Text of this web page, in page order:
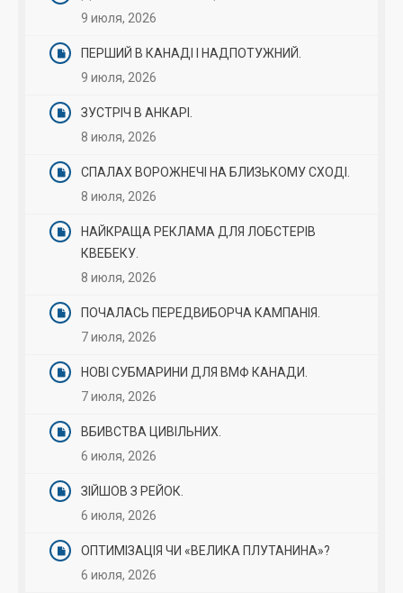
9 июля, 2026
ПЕРШИЙ В КАНАДІ І НАДПОТУЖНИЙ.
9 июля, 2026
ЗУСТРІЧ В АНКАРІ.
8 июля, 2026
СПАЛАХ ВОРОЖНЕЧІ НА БЛИЗЬКОМУ СХОДІ.
8 июля, 2026
НАЙКРАЩА РЕКЛАМА ДЛЯ ЛОБСТЕРІВ
КВЕБЕКУ.
8 июля, 2026
ПОЧАЛАСЬ ПЕРЕДВИБОРЧА КАМПАНІЯ.
7 июля, 2026
НОВІ СУБМАРИНИ ДЛЯ ВМФ КАНАДИ.
7 июля, 2026
ВБИВСТВА ЦИВІЛЬНИХ.
6 июля, 2026
ЗІЙШОВ З РЕЙОК.
6 июля, 2026
ОПТИМІЗАЦІЯ ЧИ «ВЕЛИКА ПЛУТАНИНА»?
6 июля, 2026